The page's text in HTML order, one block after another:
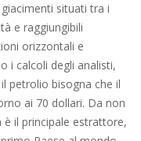
situati tra i
e raggiungibili
orizzontali e
i calcoli degli analisti,
petrolio bisogna che il
ai 70 dollari. Da non
è il principale estrattore,